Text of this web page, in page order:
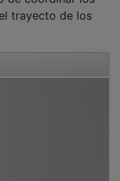
de coordinar los
trayecto de los